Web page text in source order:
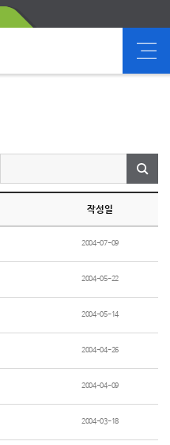
작성일
2004-07-09
2004-05-22
2004-05-14
2004-04-26
2004-04-09
2004-03-18